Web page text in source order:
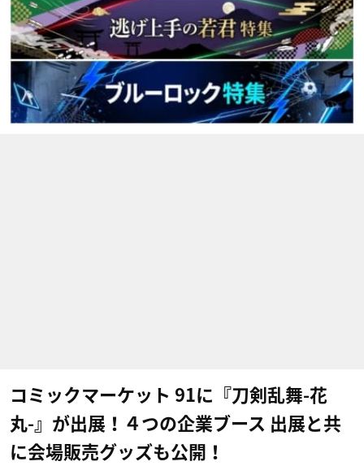
コミックマーケット 91に『刀剣乱舞-花
丸-』が出展！４つの企業ブース 出展と共
に会場販売グッズも公開！